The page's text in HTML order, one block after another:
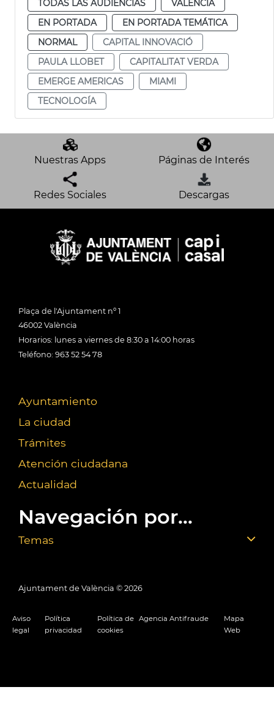
TODAS LAS AUDIENCIAS
VALENCIA
EN PORTADA
EN PORTADA TEMÁTICA
NORMAL
CAPITAL INNOVACIÓ
PAULA LLOBET
CAPITALITAT VERDA
EMERGE AMERICAS
MIAMI
TECNOLOGÍA
Nuestras Apps Páginas de Interés
Redes Sociales Descargas
Plaça de l'Ajuntament nº 1
46002 València
Horarios: lunes a viernes de 8:30 a 14:00 horas
Teléfono: 963 52 54 78
Ayuntamiento
La ciudad
Trámites
Atención ciudadana
Actualidad
Navegación por...
Temas
Ajuntament de València © 2026
Aviso
legal
Política
privacidad
Política de
cookies
Agencia Antifraude
Mapa
Web